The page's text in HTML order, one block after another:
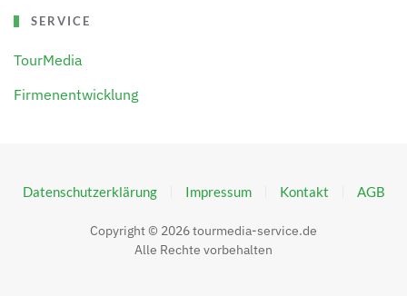
SERVICE
TourMedia
Firmenentwicklung
Datenschutzerklärung Impressum Kontakt AGB
Copyright © 2026tourmedia-service.de
Alle Rechte vorbehalten